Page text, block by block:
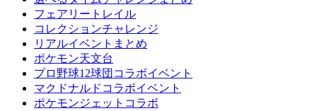
フェアリートレイル
コレクションチャレンジ
リアルイベントまとめ
ポケモン天文台
プロ野球12球団コラボイベント
マクドナルドコラボイベント
ポケモンジェットコラボ